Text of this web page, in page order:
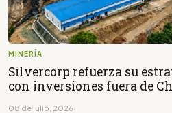
MINERÍA
Silvercorp refuerza su
con inversiones fuera de
08 de julio, 2026